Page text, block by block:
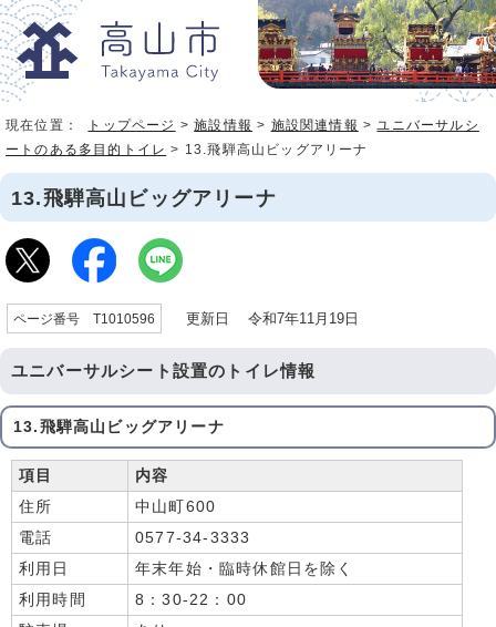
現在位置： トップページ >施設情報 > 施設関連情報 >ユニバーサルシ
ートのある多目的トイレ > 13.飛騨高山ビッグアリーナ
13.飛騨高山ビッグアリーナ
ページ番号 T1010596 更新日 令和7年11月19日
ユニバーサルシート設置のトイレ情報
13.飛騨高山ビッグアリーナ
項目
内容
住所
中山町600
電話
0577-34-3333
利用日
年末年始・臨時休館日を除く
利用時間
8：30-22：00